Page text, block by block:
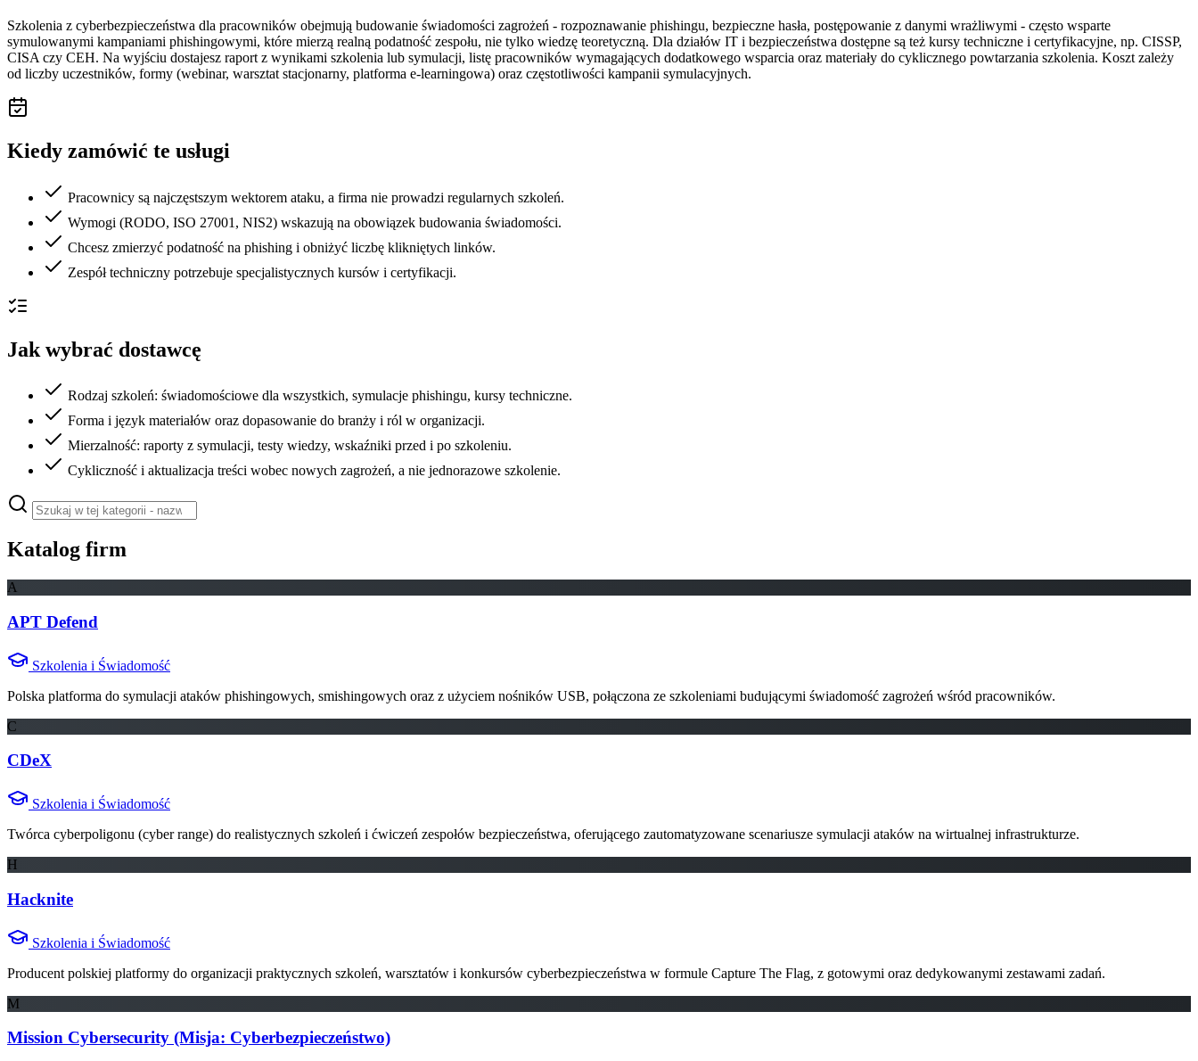
Szkolenia z cyberbezpieczeństwa dla pracowników obejmują budowanie świadomości zagrożeń - rozpoznawanie phishingu, bezpieczne hasła, postępowanie z danymi wrażliwymi - często wsparte
symulowanymi kampaniami phishingowymi, które mierzą realną podatność zespołu, nie tylko wiedzę teoretyczną. Dla działów IT i bezpieczeństwa dostępne są też kursy techniczne i certyfikacyjne, np. CISSP,
CISA czy CEH. Na wyjściu dostajesz raport z wynikami szkolenia lub symulacji, listę pracowników wymagających dodatkowego wsparcia oraz materiały do cyklicznego powtarzania szkolenia. Koszt zależy
od liczby uczestników, formy (webinar, warsztat stacjonarny, platforma e-learningowa) oraz częstotliwości kampanii symulacyjnych.
Kiedy zamówić te usługi
Pracownicy są najczęstszym wektorem ataku, a firma nie prowadzi regularnych szkoleń.
Wymogi (RODO, ISO 27001, NIS2) wskazują na obowiązek budowania świadomości.
Chcesz zmierzyć podatność na phishing i obniżyć liczbę klikniętych linków.
Zespół techniczny potrzebuje specjalistycznych kursów i certyfikacji.
Jak wybrać dostawcę
Rodzaj szkoleń: świadomościowe dla wszystkich, symulacje phishingu, kursy techniczne.
Forma i język materiałów oraz dopasowanie do branży i ról w organizacji.
Mierzalność: raporty z symulacji, testy wiedzy, wskaźniki przed i po szkoleniu.
Cykliczność i aktualizacja treści wobec nowych zagrożeń, a nie jednorazowe szkolenie.
Katalog firm
A
APT Defend
Szkolenia i Świadomość
Polska platforma do symulacji ataków phishingowych, smishingowych oraz z użyciem nośników USB, połączona ze szkoleniami budującymi świadomość zagrożeń wśród pracowników.
C
CDeX
Szkolenia i Świadomość
Twórca cyberpoligonu (cyber range) do realistycznych szkoleń i ćwiczeń zespołów bezpieczeństwa, oferującego zautomatyzowane scenariusze symulacji ataków na wirtualnej infrastrukturze.
H
Hacknite
Szkolenia i Świadomość
Producent polskiej platformy do organizacji praktycznych szkoleń, warsztatów i konkursów cyberbezpieczeństwa w formule Capture The Flag, z gotowymi oraz dedykowanymi zestawami zadań.
M
Mission Cybersecurity (Misja: Cyberbezpieczeństwo)